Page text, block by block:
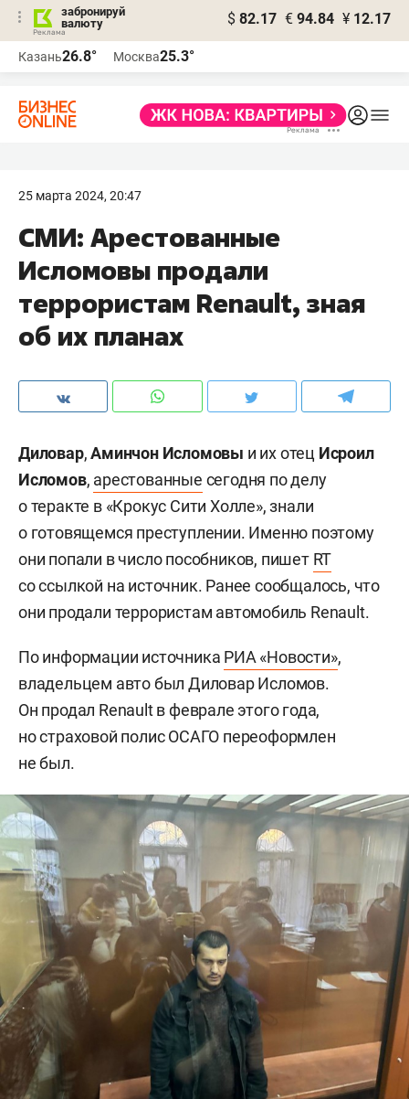
забронируй
валюту
$ 82.17 € 94.84 ¥ 12.17
Казань26.8° Москва25.3°
25 марта 2024, 20:47
СМИ: Арестованные
Исломовы продали
террористам Renault, зная
об их планах
Диловар,Аминчон Исломовы и их отец Исроил
Исломов, арестованные сегодня по делу
о теракте в «Крокус Сити Холле», знали
о готовящемся преступлении. Именно поэтому
они попали в число пособников, пишет RT
со ссылкой на источник. Ранее сообщалось, что
они продали террористам автомобиль Renault.
По информации источника РИА «Новости»,
владельцем авто был Диловар Исломов.
Он продал Renault в феврале этого года,
но страховой полис ОСАГО переоформлен
не был.